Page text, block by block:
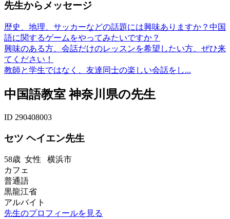
先生からメッセージ
歴史、地理、サッカーなどの話題には興味ありますか？中国
語に関するゲームをやってみたいですか？
興味のある方、会話だけのレッスンを希望したい方、ぜひ来
てください！
教師と学生ではなく、友達同士の楽しい会話をし...
中国語教室 神奈川県の先生
ID 290408003
セツ ヘイエン先生
58歳 女性 横浜市
カフェ
普通語
黒龍江省
アルバイト
先生のプロフィールを見る